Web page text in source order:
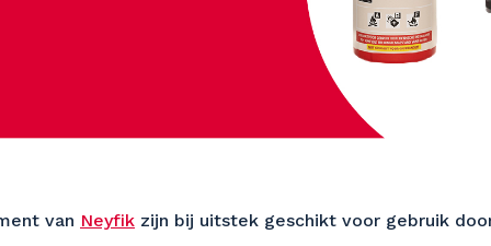
van Neyfik zijn bij uitstek geschikt voor gebruik